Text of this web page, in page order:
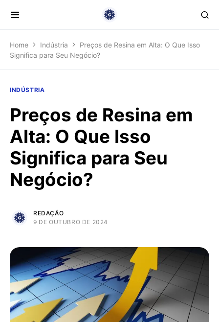
Home Indústria
Preços de Resina em Alta: O Que Isso
Significa para Seu Negócio?
INDÚSTRIA
Preços de Resina em
Alta: O Que Isso
Significa para Seu
Negócio?
REDAÇÃO
9 DE OUTUBRO DE 2024